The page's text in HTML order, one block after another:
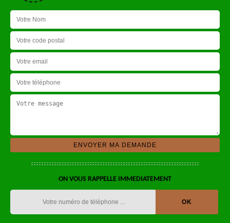
ON VOUS RAPPELLE IMMEDIATEMENT